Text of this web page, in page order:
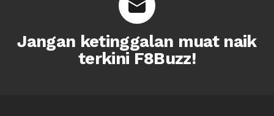
Jangan ketinggalan muat naik
terkini F8Buzz!